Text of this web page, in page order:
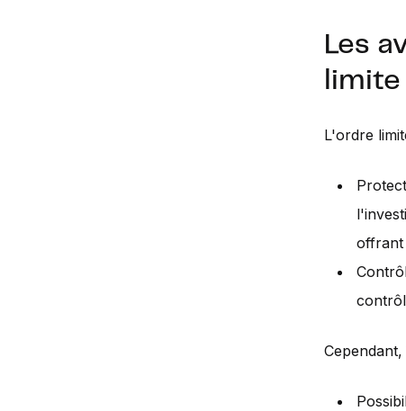
Les
limite
L'ordre
offrant